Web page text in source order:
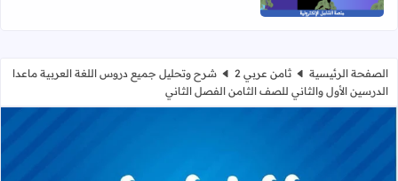
الصفحة الرئيسية ثامن عربي 2
شرح وتحليل جميع دروس اللغة العربية ماعدا
الدرسين الأول والثاني للصف الثامن الفصل الثاني